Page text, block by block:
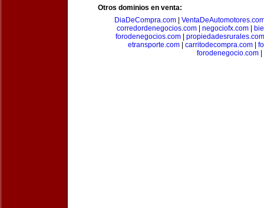
Otros dominios en venta:
DiaDeCompra.com|
corredordenegocios.com
negociofx.com
forodenegocios.com
propiedadesrurales.com
etransporte.com
carritodecompra.com
forodenegocio.com|